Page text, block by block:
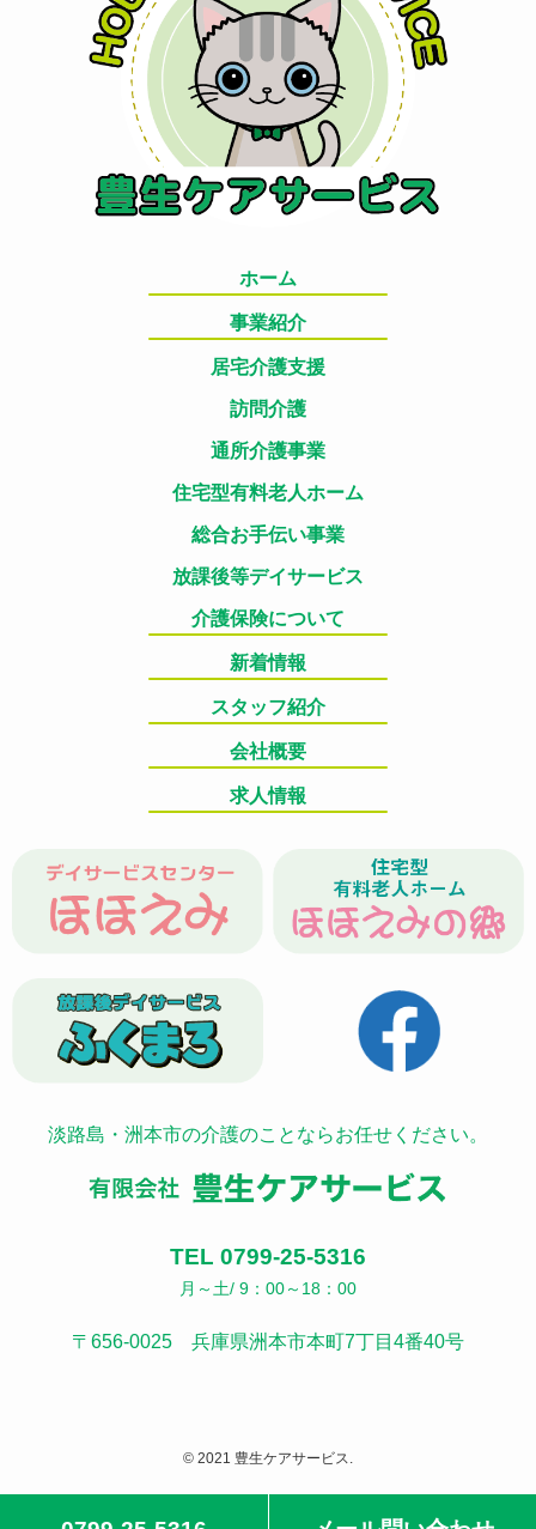
ホーム
事業紹介
居宅介護支援
訪問介護
通所介護事業
住宅型有料老人ホーム
総合お手伝い事業
放課後等デイサービス
介護保険について
新着情報
スタッフ紹介
会社概要
求人情報
淡路島・洲本市の介護のことならお任せください。
TEL 0799-25-5316
月～土/ 9：00～18：00
〒656-0025 兵庫県洲本市本町7丁目4番40号
© 2021 豊生ケアサービス.